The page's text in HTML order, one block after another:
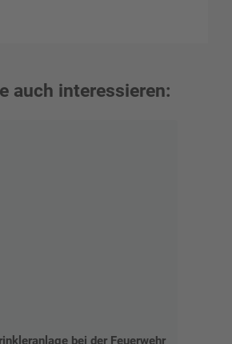
auch interessieren:
bei der Feuerwehr